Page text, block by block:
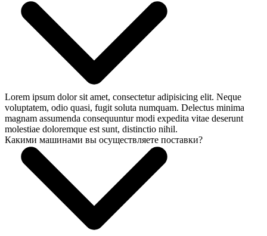
Lorem ipsum dolor sit amet, consectetur adipisicing elit. Neque
voluptatem, odio quasi, fugit soluta numquam. Delectus minima
magnam assumenda consequuntur modi expedita vitae deserunt
molestiae doloremque est sunt, distinctio nihil.
Какими машинами вы осуществляете поставки?